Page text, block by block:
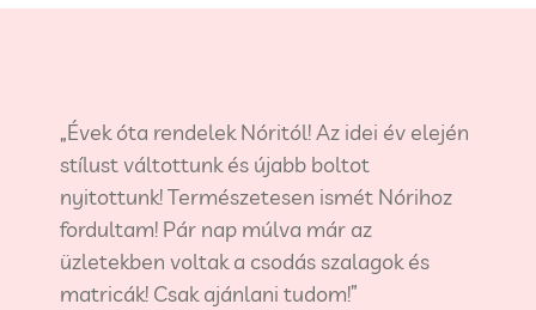
„Évek óta rendelek Nóritól! Az idei év elején
stílust váltottunk és újabb boltot
nyitottunk! Természetesen ismét Nórihoz
fordultam! Pár nap múlva már az
üzletekben voltak a csodás szalagok és
matricák! Csak ajánlani tudom!”